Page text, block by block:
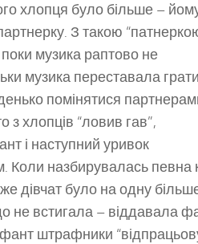
хлопця було більше –
З такою
музика раптово не
музика переставала
помінятися
з хлопців “ловив гав”,
і наступний уривок
Коли назбирувалась певна
дівчат було на одну
не встигала – віддавала
штрафники